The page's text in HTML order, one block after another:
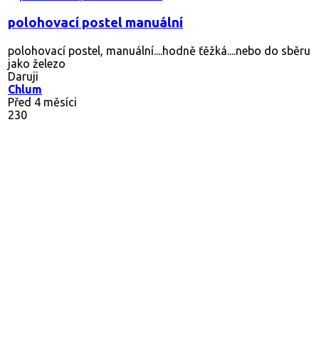
polohovací postel manuální
polohovací postel, manuální....hodně ťěžká....nebo do sběru
jako železo
Daruji
Chlum
Před 4 měsíci
230